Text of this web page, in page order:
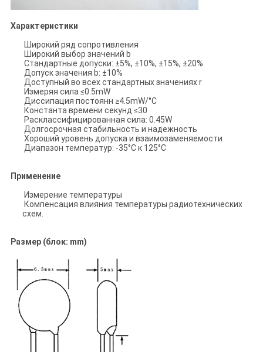
Характеристики
Широкий ряд сопротивления
Широкий выбор значений b
Стандартные допуски: ±5%, ±10%, ±15%, ±20%
Допуск значения b: ±10%
Доступный во всех стандартных значениях r
Измеряя сила ≤0.5mW
Диссипация постоянн ≥4.5mW/°C
Константа времени секунд ≤30
Расклассифицированная сила: 0.45W
Долгосрочная стабильность и надежность
Хороший уровень допуска и взаимозаменяемости
Диапазон температур: -35°C к 125°C
Применение
Измерение температуры
Компенсация влияния температуры радиотехнических
схем.
Размер (блок: mm)